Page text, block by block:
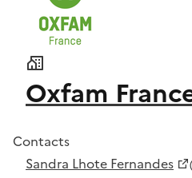
Oxfam
Contacts
Sandra Lhote Fernandes